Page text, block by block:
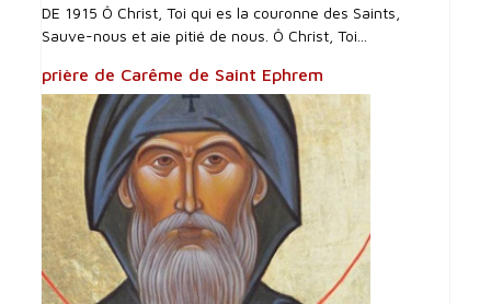
DE 1915 Ô Christ, Toi qui es la couronne des Saints,
Sauve-nous et aie pitié de nous. Ô Christ, Toi...
prière de Carême de Saint Ephrem